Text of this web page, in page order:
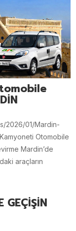
2026/01/Mardin-
Otomobile
Mardin’de
araçların
GEÇİŞİN